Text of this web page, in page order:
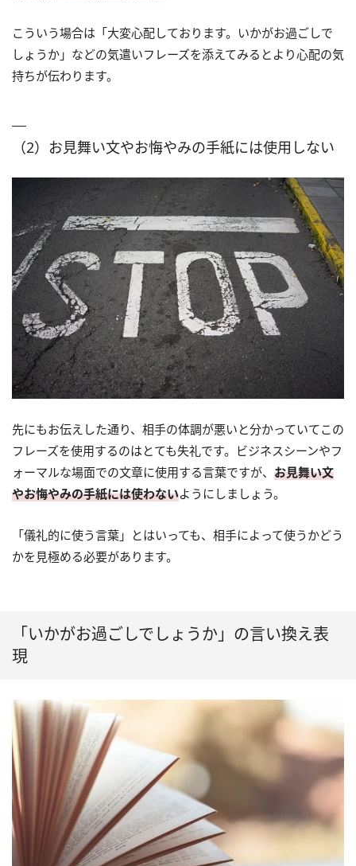
こういう場合は「大変心配しております。いかがお過ごしで
しょうか」などの気遣いフレーズを添えてみるとより心配の気
持ちが伝わります。
（2）お見舞い文やお悔やみの手紙には使用しない
先にもお伝えした通り、相手の体調が悪いと分かっていてこの
フレーズを使用するのはとても失礼です。ビジネスシーンやフ
ォーマルな場面での文章に使用する言葉ですが、 お見舞い文
やお悔やみの手紙には使わないようにしましょう。
「儀礼的に使う言葉」とはいっても、相手によって使うかどう
かを見極める必要があります。
「いかがお過ごしでしょうか」の言い換え表
現